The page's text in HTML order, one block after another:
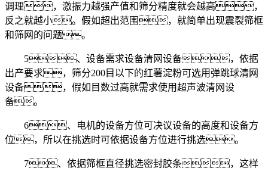
调理，激振力越强产值和筛分精度就会越高，
反之就越小。假如超出范围，就简单出现震裂筛框
和筛网的问题。
5、设备需求设备清网设备，依据
出产要求，筛分200目以下的红薯淀粉可选用弹跳球清网
设备，假如目数过高就需求使用超声波清网设
备。
6、电机的设备方位可决议设备的高度和设备方
位，所以在挑选时可依据设备方位进行挑选。
7、依据筛框直径挑选密封胶条，这样